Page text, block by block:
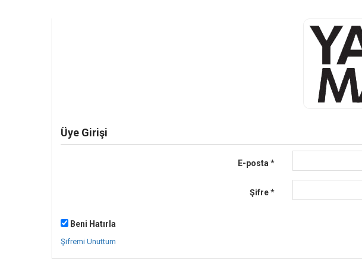
Üye Girişi
E-posta *
Şifre*
Beni Hatırla
Şifremi Unuttum